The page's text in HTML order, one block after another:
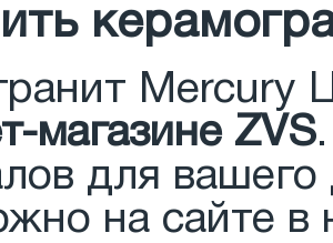
Mercury
магазине ZVS
для
на сайте в